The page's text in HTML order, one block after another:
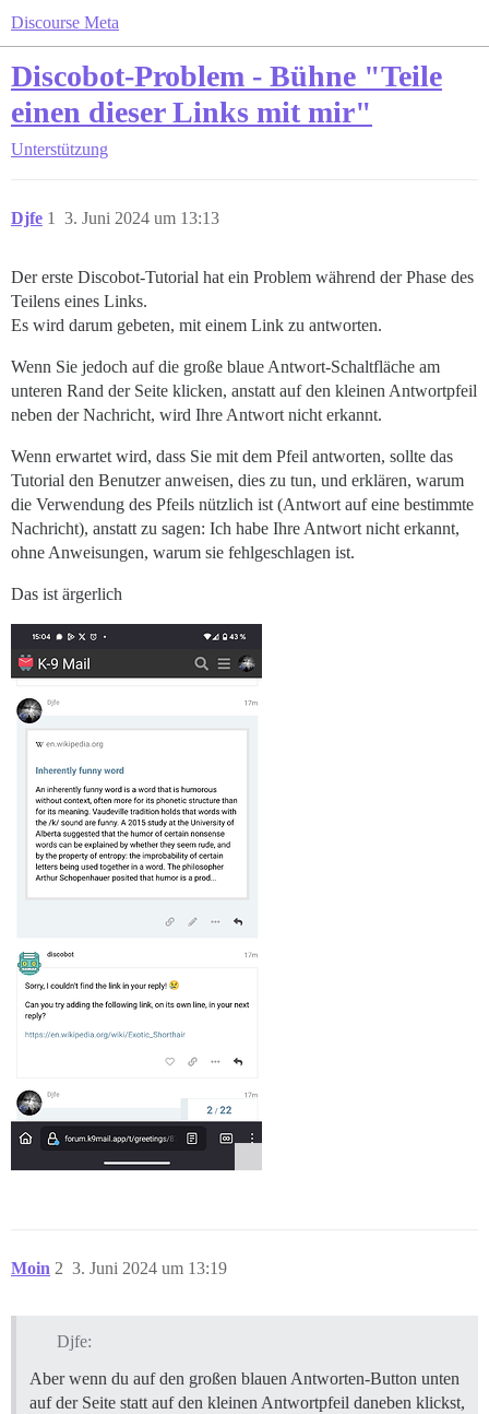
Discourse Meta
Discobot-Problem - Bühne "Teile
einen dieser Links mit mir"
Unterstützung
Djfe 3. Juni 2024 um 13:13
1
Der erste Discobot-Tutorial hat ein Problem während der Phase des
Teilens eines Links.
Es wird darum gebeten, mit einem Link zu antworten.
Wenn Sie jedoch auf die große blaue Antwort-Schaltfläche am
unteren Rand der Seite klicken, anstatt auf den kleinen Antwortpfeil
neben der Nachricht, wird Ihre Antwort nicht erkannt.
Wenn erwartet wird, dass Sie mit dem Pfeil antworten, sollte das
Tutorial den Benutzer anweisen, dies zu tun, und erklären, warum
die Verwendung des Pfeils nützlich ist (Antwort auf eine bestimmte
Nachricht), anstatt zu sagen: Ich habe Ihre Antwort nicht erkannt,
ohne Anweisungen, warum sie fehlgeschlagen ist.
Das ist ärgerlich
Moin 3. Juni 2024 um 13:19
2
Djfe:
Aber wenn du auf den großen blauen Antworten-Button unten
auf der Seite statt auf den kleinen Antwortpfeil daneben klickst,